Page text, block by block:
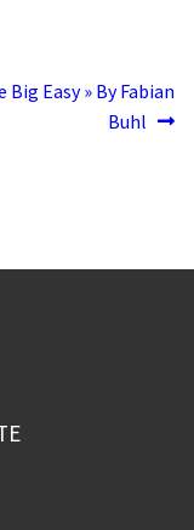
Big Easy » By Fabian
Buhl